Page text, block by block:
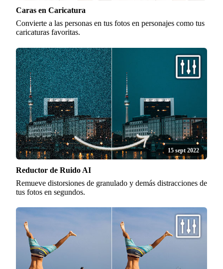
Caras en Caricatura
Convierte a las personas en tus fotos en personajes como tus
caricaturas favoritas.
15 sept 2022
Reductor de Ruido AI
Remueve distorsiones de granulado y demás distracciones de
tus fotos en segundos.